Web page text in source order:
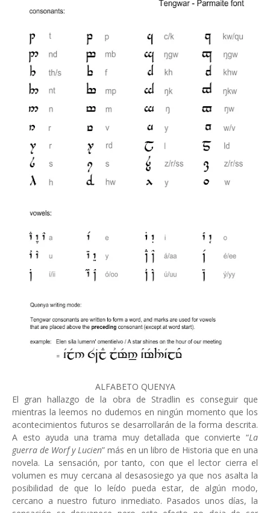
ALFABETO QUENYA
El gran hallazgo de la obra de Stradlin es conseguir que
mientras la leemos no dudemos en ningún momento que los
acontecimientos futuros se desarrollarán de la forma descrita.
A esto ayuda una trama muy detallada que convierte “La
guerra de Worf y Lucien” más en un libro de Historia que en una
novela. La sensación, por tanto, con que el lector cierra el
volumen es muy cercana al desasosiego ya que nos asalta la
posibilidad de que lo leído pueda estar, de algún modo,
cercano a nuestro futuro inmediato. Pasados unos días, la